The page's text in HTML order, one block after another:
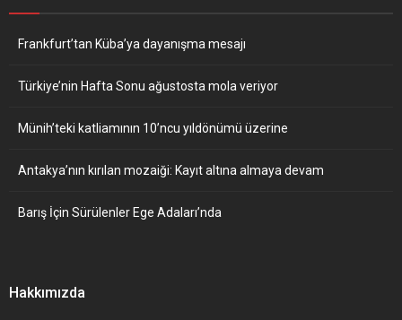
Frankfurt’tan Küba’ya dayanışma mesajı
Türkiye’nin Hafta Sonu ağustosta mola veriyor
Münih’teki katliamının 10’ncu yıldönümü üzerine
Antakya’nın kırılan mozaiği: Kayıt altına almaya devam
Barış İçin Sürülenler Ege Adaları’nda
Hakkımızda